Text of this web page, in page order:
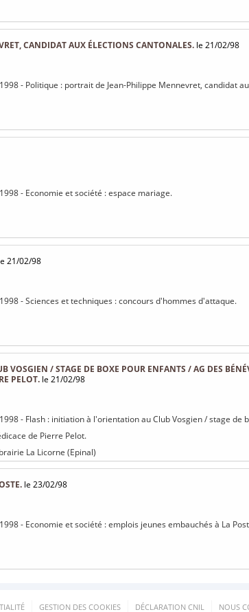
CANDIDAT AUX ÉLECTIONS CANTONALES. le 21/02/98
- Politique : portrait de Jean-Philippe Mennevret, candidat
- Economie et société : espace mariage.
21/02/98
- Sciences et techniques : concours d'hommes d'attaque.
VOSGIEN / STAGE DE BOXE POUR ENFANTS / AG DES
PELOT. le 21/02/98
- Flash : initiation à l'orientation au Club Vosgien / stage de
de Pierre Pelot.
La Licorne (Epinal)
le 23/02/98
- Economie et société : emplois jeunes embauchés à La
GESTION DES COOKIES DÉCLARATION CNIL NOUS